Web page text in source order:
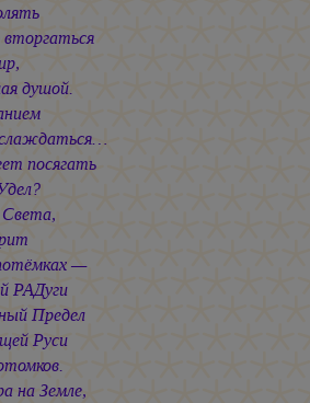
душой.
посягать
—
РАДуги
Предел
Руси
на Земле,